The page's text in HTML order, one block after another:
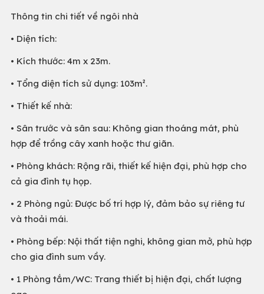
Thông tin chi tiết về ngôi nhà
• Diện tích:
• Kích thước: 4m x 23m.
• Tổng diện tích sử dụng: 103m².
• Thiết kế nhà:
• Sân trước và sân sau: Không gian thoáng mát, phù
hợp để trồng cây xanh hoặc thư giãn.
• Phòng khách: Rộng rãi, thiết kế hiện đại, phù hợp cho
cả gia đình tụ họp.
• 2 Phòng ngủ: Được bố trí hợp lý, đảm bảo sự riêng tư
và thoải mái.
• Phòng bếp: Nội thất tiện nghi, không gian mở, phù hợp
cho gia đình sum vầy.
• 1 Phòng tắm/WC: Trang thiết bị hiện đại, chất lượng